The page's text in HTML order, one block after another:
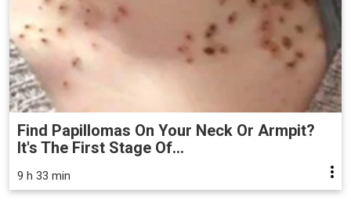
Find Papillomas On Your Neck Or Armpit?
It's The First Stage Of...
9 h 33 min